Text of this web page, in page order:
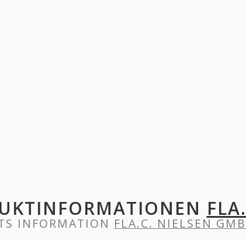
INFORMATION FLA.C. NIELSEN